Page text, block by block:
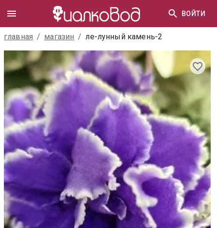
ВОЙТИ
главная / магазин / ле-лунный камень-2